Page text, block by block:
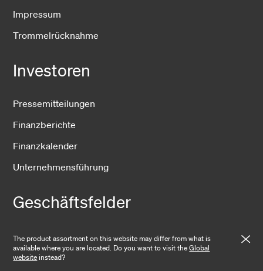
Impressum
Trommelrücknahme
Investoren
Pressemitteilungen
Finanzberichte
Finanzkalender
Unternehmensführung
Geschäftsfelder
Fiber Solutions
Data Center
The product assortment on this website may differ from what is
available where you are located. Do you want to visit theGlobal
websiteinstead?